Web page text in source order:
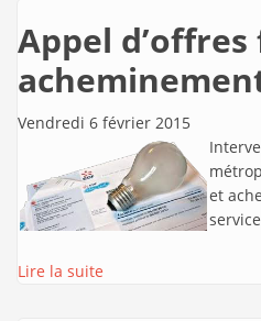
Appel
Vendredi 6 février 2015
et
Lire la suite